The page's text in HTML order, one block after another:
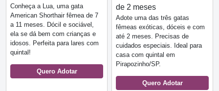
Conheça a Lua, uma gata
American Shorthair fêmea de 7
a 11 meses. Dócil e sociável,
ela se dá bem com crianças e
idosos. Perfeita para lares com
quintal!
Quero Adotar
de 2 meses
Adote uma das três gatas
fêmeas exóticas, dóceis e com
até 2 meses. Precisas de
cuidados especiais. Ideal para
casa com quintal em
Pirapozinho/SP.
Quero Adotar